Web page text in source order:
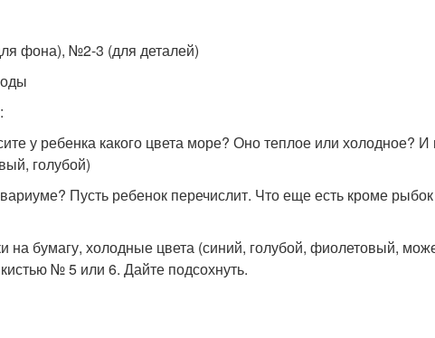
фона), №2-3 (для деталей)
у ребенка какого цвета море? Оно теплое или холодное?
голубой)
Пусть ребенок перечислит. Что еще есть кроме
на бумагу, холодные цвета (синий, голубой, фиолетовый,
№ 5 или 6. Дайте подсохнуть.